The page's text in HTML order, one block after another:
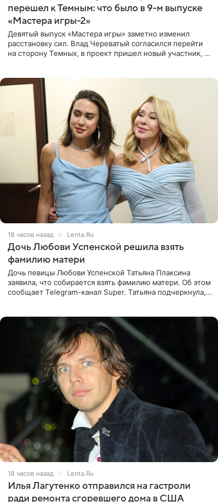
перешел к Темным: что было в 9-м выпуске
«Мастера игры-2»
Девятый выпуск «Мастера игры» заметно изменил
расстановку сил. Влад Череватый согласился перейти
на сторону Темных, в проект пришел новый участник, а
18 часов назад Lenta.Ru
Дочь Любови Успенской решила взять
фамилию матери
Дочь певицы Любови Успенской Татьяна Плаксина
заявила, что собирается взять фамилию матери. Об этом
сообщает Telegram-канал Super. Татьяна подчеркнула,
18 часов назад Lenta.Ru
Илья Лагутенко отправился на гастроли
ради ремонта сгоревшего дома в США